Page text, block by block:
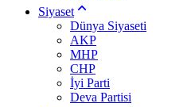
Siyaset
Dünya Siyaseti
AKP
MHP
CHP
İyi Parti
Deva Partisi